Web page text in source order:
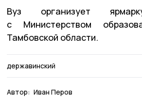
Вуз организует
с Министерством
Тамбовской области.
державинский
Автор: Иван Перов